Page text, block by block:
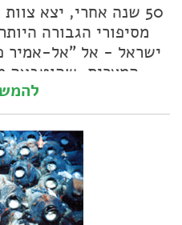
50 שנה אחרי, יצא
מסיפורי הגבורה
ישראל - אל "אל-אמיר
המצרית, שהוטבעה
הסטורית, מרגשת, שגם